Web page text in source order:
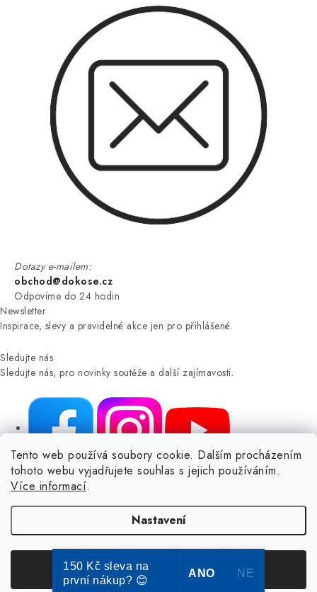
Tento web používá soubory cookie. Dalším procházením
tohoto webu vyjadřujete souhlas s jejich používáním.
Více informací.
Nastavení
Souhlasím
Dotazy e-mailem:
obchod@dokose.cz
Odpovíme do 24 hodin
Newsletter
Inspirace, slevy a pravidelné akce jen pro přihlášené.
Sledujte nás
Sledujte nás, pro novinky soutěže a další zajímavosti.
NIKARO, s.r.o.- Dokoše.cz, Veselka 48, 259 01 Olbramovice -
Votice, ČESKÁ REPUBLIKA
Podle zákona o evidenci tržeb je prodávající povinen vystavit
Zároveň je povinen zaevidovat přijatou tržbu u správce daně online; v
případě technického výpadku pak nejpozději do 48 hodin.
© Copyright 2004-2024 Dokose.cz | webdesign
150 Kč sleva na
první nákup? 😊
ANO NE